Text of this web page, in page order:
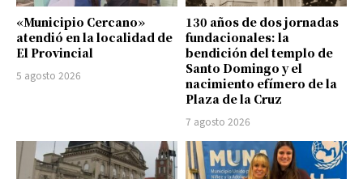
«Municipio Cercano»
atendió en la localidad de
El Provincial
5 agosto 2026
130 años de dos jornadas
fundacionales: la
bendición del templo de
Santo Domingo y el
nacimiento efímero de la
Plaza de la Cruz
7 agosto 2026